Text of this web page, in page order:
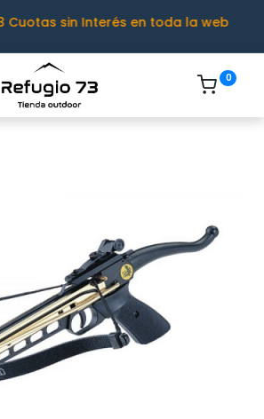
Cuotas sin Interés en toda la web
0